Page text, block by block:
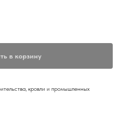
в корзину
кровли и промышленных